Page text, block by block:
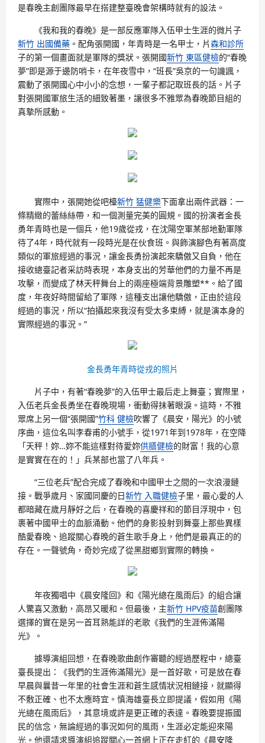
是春晚主創團隊最早在搭建整臺晚會架構時就有的設法。
《我和我的春晚》是一部反應軍隊入伍甲士生涯的微片子
新竹 出國備藥 。配角張開國，年青時是一名甲士，片森和診所
子的第一個畫面就是軍隊的獎狀。張開國新竹 東區健檢的“春晚
夢”即是源于邊防哨卡，在年夜雪中，“班長”吳京的一句譏諷，
震動了張開國心中小小的念想，一輩子都記取班長的話。片子
對張開國軍旅生活的細致著墨，讓很多不雅眾為春晚節目組的
真摯所感動。
實際中，張開她從吧檯新竹 猛健樂下面拿出兩件武器：一
條精緻的蕾絲絲帶，和一個測量完美的圓規。國的扮演者金長
勇年青時也是一個兵，他19歲從戎，在沈陽空軍某部地勤軍隊
待了4年，時代就有一段時光是在伙食班。與飾演腳色有著高度
類似的軍旅經過的事況，讓金長勇扮演起來驕傲又自負，他在
接收總臺記者采訪時表現，本身支出的芳華他們的力量不再是
攻擊，而變成了林天秤舞台上的兩座極端背景雕塑**。給了國
度，年夜好時間留給了軍隊，這種支出讓他驕傲，正由於這段
經過的事況，所以“拍攝起來我沒有受太多束縛，就是演本身的
實際經過的事況。”
金長勇年青時從戎的照片
片子中，有著“春晚夢”的入伍甲士最后走上舞臺；實際里，
入伍老兵金長勇坐在春晚現場，衝動得抹著眼淚。這時，不雅
眾席上另一個“張開國”竹科 健檢吹響了《晨安，陽光》的小號
序曲，這位名叫李春甫的小號手，從1971年到1978年，在空降
「天秤！妳…妳不能這樣對待愛妳供膳健檢的財富！我的心意
是實實在在的！」兵某部也當了八年兵。
“三位老兵”配合完成了春晚和中國甲士之間的一次浪漫鏈
接。戰爭歲月、家國同慶的日新竹 入職健檢子里，最心愛的人
都暗藏在歲月靜好之后，在春晚的喜慶祥和的節目浮現中，包
裹著中國甲士的血脈涌動。他們的身影投射到舞臺上那些異樣
酷愛春晚、追蹤關心春晚的蒼生歌手身上，他們是最真正的的
存在。一聲號角，奇妙完成了從黑甜鄉到實際的轉換。
年夜獨唱中《晨安隆回》和《陽光總在風雨后》的組合讓
人驚喜又激動，高昂又暖和。但最後，主新竹 HPV疫苗創團隊
選擇的實在是另一首耳熟能詳的老歌《我們的生涯佈滿陽
光》。
據導演組回想，在春晚歌曲創作審聽的經過歷程中，總臺
臺長提出：《我們的生涯佈滿陽光》是一首好歌，可是放在春
早晨與曩昔一年里的社會生涯和蒼生感情狀況相鏈接，就顯得
不敷正確、也不太應時宜。慎海雄臺長立即提議，假如用《陽
光總在風雨后》，其意境或許是更正確的表達。春晚要提振國
民的信念，無論經過的事況如何的風雨，生涯必定能迎來陽
光。他還請求導演組追蹤關心一首網上正在走紅的《晨安隆